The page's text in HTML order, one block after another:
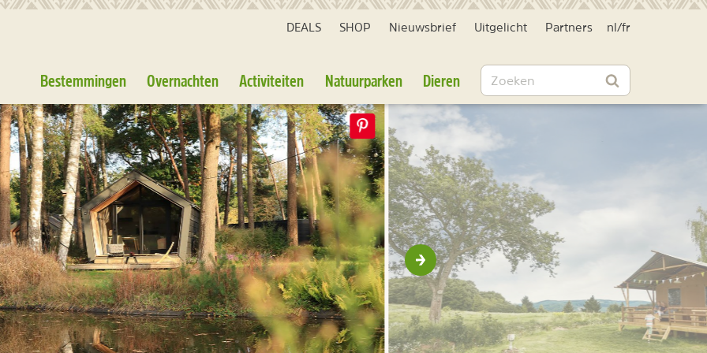
DEALS SHOP Nieuwsbrief Uitgelicht Partners nl /fr
Bestemmingen Overnachten Activiteiten Natuurparken Dieren Zoeken
Zoeken
Volgende